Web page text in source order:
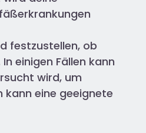
festzustellen, ob
einigen Fällen kann
wird, um
kann eine geeignete